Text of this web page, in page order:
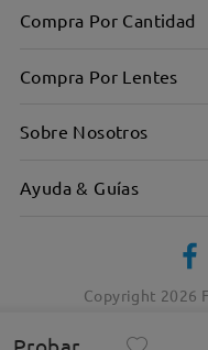
Elegancia
Compra Por Cantidad
Compra Por Lentes
Sobre Nosotros
Ayuda & Guías
Copyright 2026